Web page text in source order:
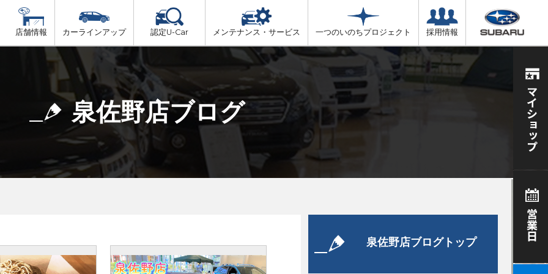
店舗情報
覧 大阪府北部
大阪府市内
大阪府南部
カーラインアップ 認定U-Car メンテナンス・サービス
ス 車検（法定24か月点検）
法定 12ヶ月 点検
6ヶ月ごとの セーフティ チェック
車検 3ヶ月前 無料診断
一つのいのちプロジェクト 採用情報
泉佐野店ブログ
泉佐野店ブログトップ